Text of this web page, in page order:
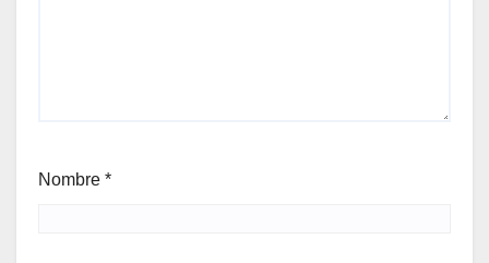
Nombre *